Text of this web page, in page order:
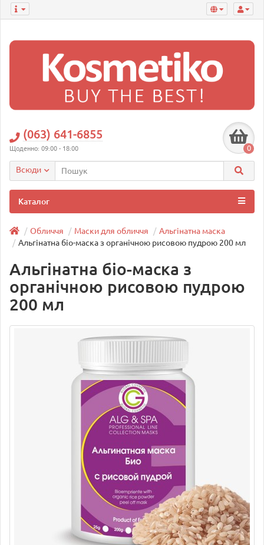
(063) 641-6855
Щоденно: 09:00 - 18:00 0
Всюди
Каталог
Обличчя Маски для обличчя
Альгінатна маска
Альгінатна біо-маска з органічною рисовою пудрою 200 мл
Альгінатна біо-маска з
органічною рисовою пудрою
200 мл